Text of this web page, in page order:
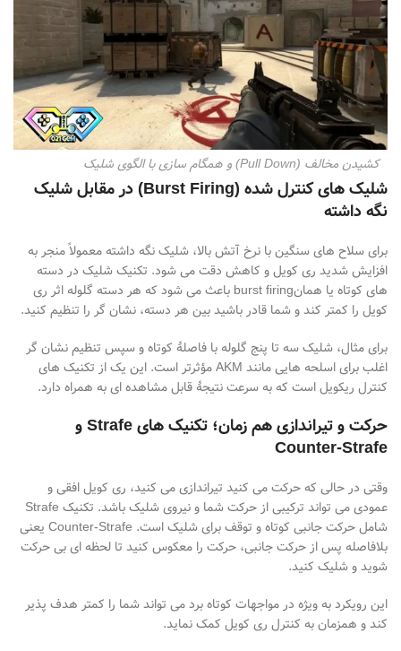
کشیدن مخالف (Pull Down) و همگام سازی با الگوی شلیک
شلیک های کنترل شده (Burst Firing)
در مقابل شلیک
نگه داشته
برای سلاح های سنگین با نرخ آتش بالا، شلیک نگه داشته معمولاً منجر به
افزایش شدید ری کویل و کاهش دقت میشود. تکنیک شلیک در دسته
های کوتاه یا همانburst firing باعث میشود که هر دسته گلوله اثر ری
کویل را کمتر کند و شما قادر باشید بین هر دسته، نشان گر را تنظیم کنید.
برای مثال، شلیک سه تا پنج گلوله با فاصلهٔ کوتاه و سپس تنظیم نشان گر
اغلب برای اسلحه هایی مانند مؤثرتر است. این یک از تکنیک های
کنترل ریکویل است که به سرعت نتیجهٔ قابل مشاهدهای به همراه دارد.
حرکت و تیراندازی هم زمان؛ تکنیک های
و
Counter-Strafe
وقتی در حالی که حرکت می کنید تیراندازی می کنید، ری کویل افقی و
عمودی می تواند ترکیبی از حرکت شما و نیروی شلیک باشد. تکنیک
شامل حرکت جانبی کوتاه و توقف برای شلیک است. Counter-Strafe
یعنی
بلافاصله پس از حرکت جانبی، حرکت را معکوس کنید تا لحظه ای بیحرکت
شوید و شلیک کنید.
این رویکرد به ویژه در مواجهات کوتاهبرد می تواند شما را کمتر هدف پذیر
کند و همزمان به کنترل ری کویل کمک نماید.